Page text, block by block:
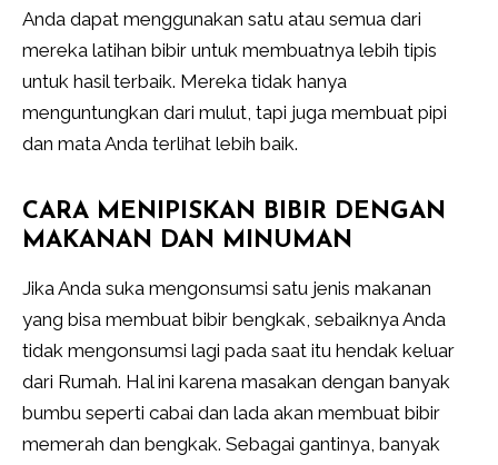
Anda dapat menggunakan satu atau semua dari
mereka latihan bibir untuk membuatnya lebih tipis
untuk hasil terbaik. Mereka tidak hanya
menguntungkan dari mulut, tapi juga membuat pipi
dan mata Anda terlihat lebih baik.
CARA MENIPISKAN BIBIR DENGAN
MAKANAN DAN MINUMAN
Jika Anda suka mengonsumsi satu jenis makanan
yang bisa membuat bibir bengkak, sebaiknya Anda
tidak mengonsumsi lagi pada saat itu hendak keluar
dari Rumah. Hal ini karena masakan dengan banyak
bumbu seperti cabai dan lada akan membuat bibir
memerah dan bengkak. Sebagai gantinya, banyak